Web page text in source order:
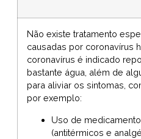
Não existe tratamento
causadas por coronavírus
coronavírus é indicado
bastante água, além de
para aliviar os sintomas,
por exemplo:
Uso de
(antitérmicos e